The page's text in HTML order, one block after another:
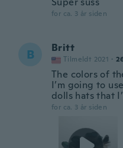
for ca. 3 år siden
B Britt
Tilmeldt 2021 ·
The colors of
I’m going to
dolls hats that
for ca. 3 år siden